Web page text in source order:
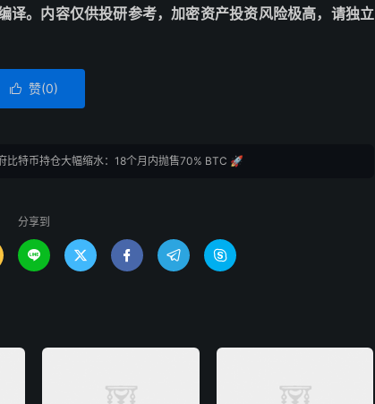
。内容仅供投研参考，加密资产投资风险极高，请独立
 赞(0)
比特币持仓大幅缩水：18个月内抛售70% BTC 🚀
分享到
    